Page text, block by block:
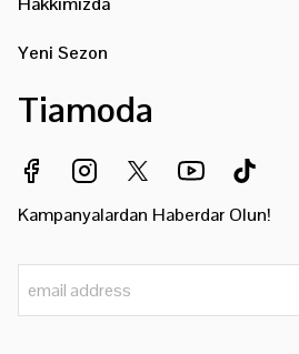
Yeni Sezon
Tiamoda
Kampanyalardan Haberdar Olun!